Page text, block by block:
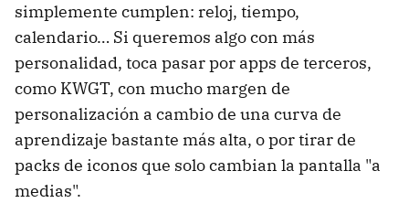
simplemente cumplen: reloj, tiempo,
calendario… Si queremos algo con más
personalidad, toca pasar por apps de terceros,
como KWGT, con mucho margen de
personalización a cambio de una curva de
aprendizaje bastante más alta, o por tirar de
packs de iconos que solo cambian la pantalla "a
medias".